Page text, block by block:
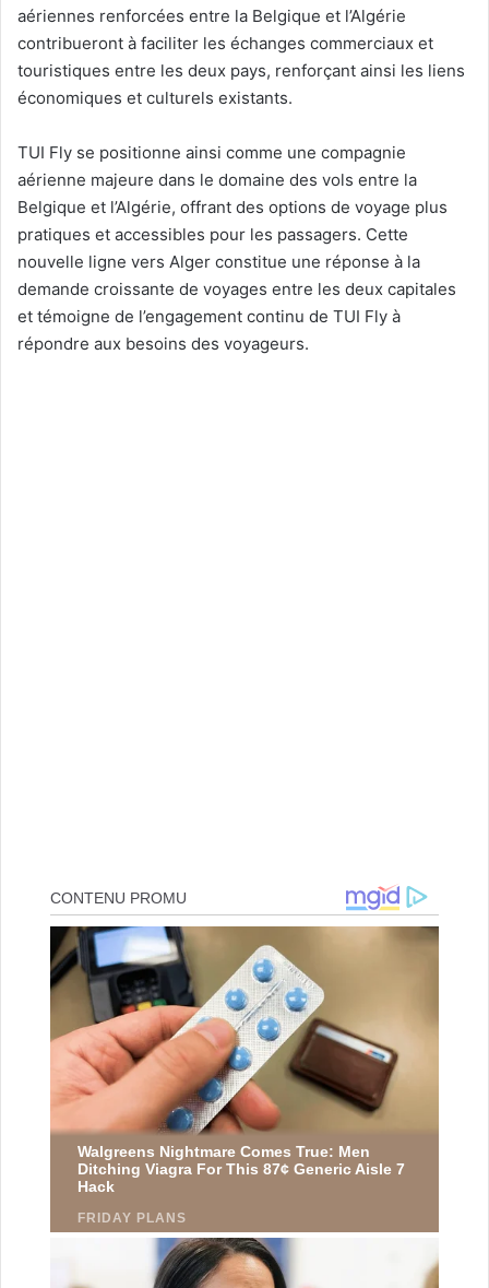
aériennes renforcées entre la Belgique et l’Algérie
contribueront à faciliter les échanges commerciaux et
touristiques entre les deux pays, renforçant ainsi les liens
économiques et culturels existants.
TUI Fly se positionne ainsi comme une compagnie
aérienne majeure dans le domaine des vols entre la
Belgique et l’Algérie, offrant des options de voyage plus
pratiques et accessibles pour les passagers. Cette
nouvelle ligne vers Alger constitue une réponse à la
demande croissante de voyages entre les deux capitales
et témoigne de l’engagement continu de TUI Fly à
répondre aux besoins des voyageurs.